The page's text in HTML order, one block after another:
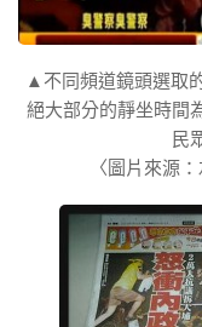
▲不同頻道鏡頭選取
絕大部分的靜坐時間
民
〈圖片來源